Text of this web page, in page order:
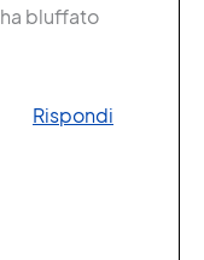
bluffato
Rispondi